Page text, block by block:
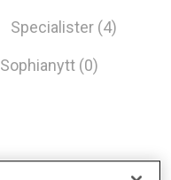
Specialister (4)
Sophianytt (0)